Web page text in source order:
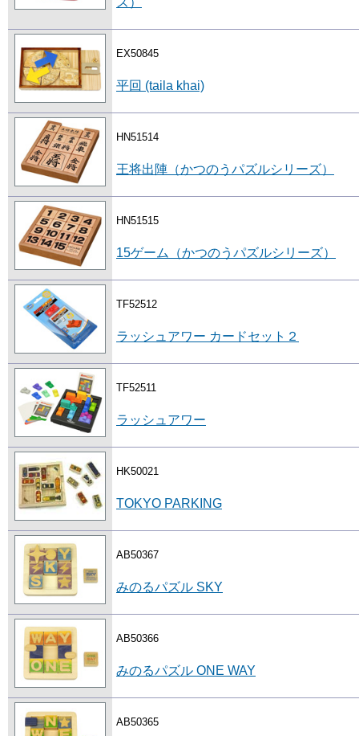
EX50845
平回 (taila khai)
HN51514
王将出陣（かつのうパズルシリーズ）
HN51515
15ゲーム（かつのうパズルシリーズ）
TF52512
ラッシュアワー カードセット２
TF52511
ラッシュアワー
HK50021
TOKYO PARKING
AB50367
みのるパズル SKY
AB50366
みのるパズル ONE WAY
AB50365